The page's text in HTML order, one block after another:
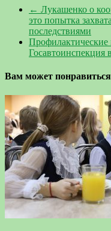
← Лукашенко о
это попытка
последствиями
Профилактические
Вам может понравиться